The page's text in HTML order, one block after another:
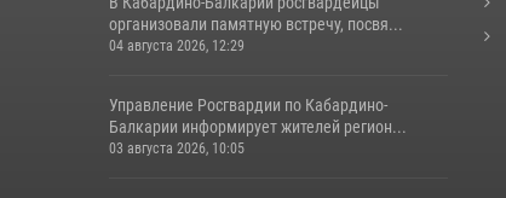
организовали памятную встречу, посвя...
04 августа 2026, 12:29
Управление Росгвардии по Кабардино-
Балкарии информирует жителей регион...
03 августа 2026, 10:05